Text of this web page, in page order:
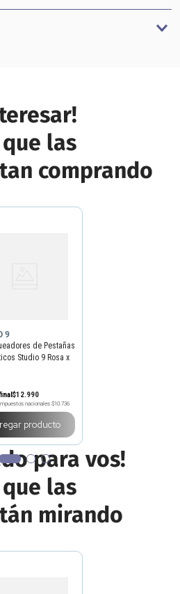
las
comprando
9
de Pestañas
Studio 9 Rosa x
$12.990
nacionales $10.736
producto
para vos!
las
mirando